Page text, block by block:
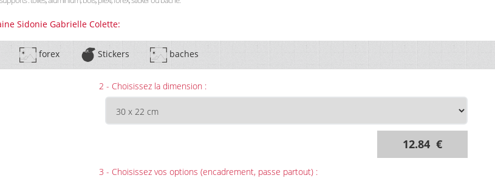
Sidonie Gabrielle Colette:
forex Stickers baches
2 - Choisissez la dimension :
12.84 €
3 - Choisissez vos options (encadrement, passe partout) :